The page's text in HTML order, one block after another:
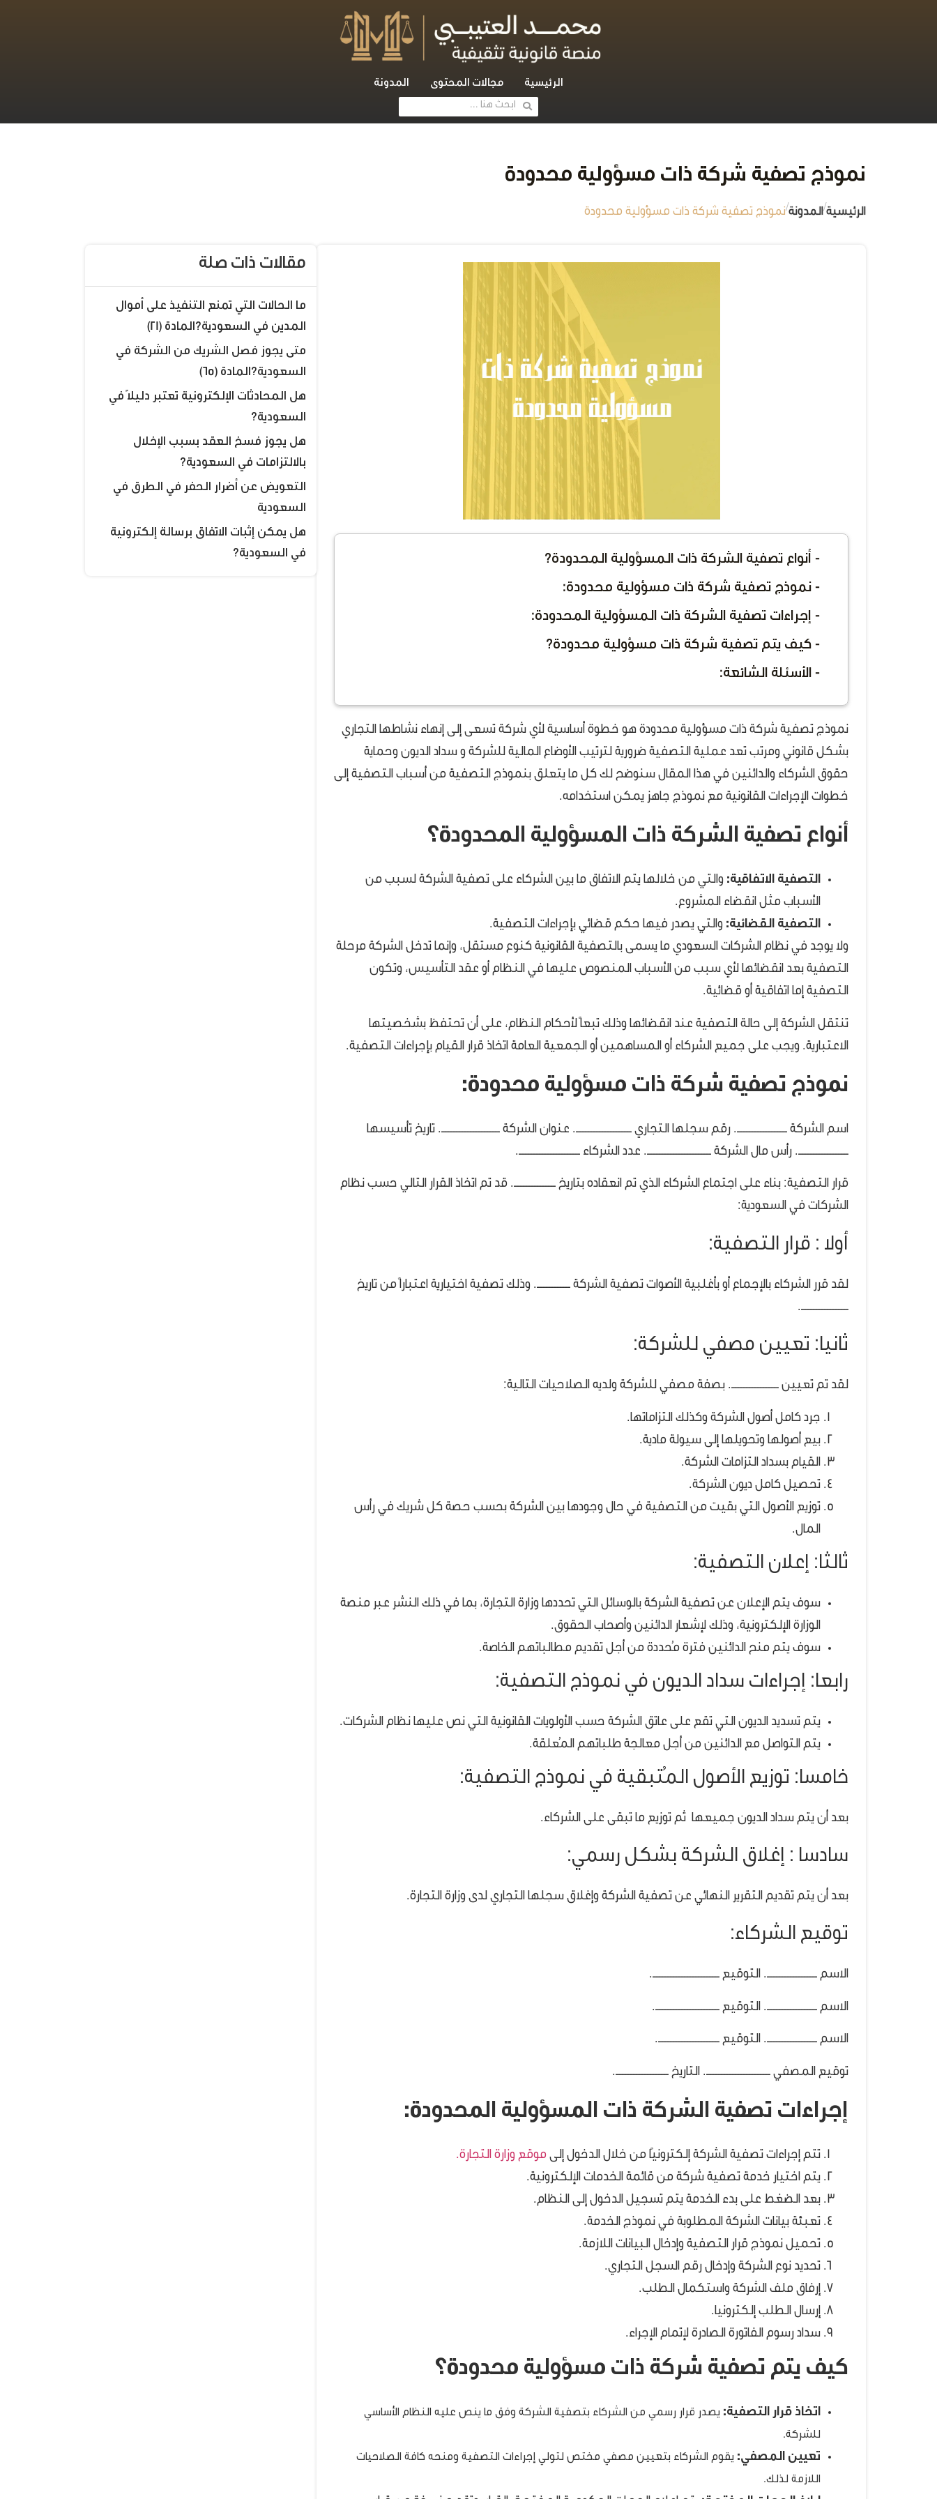
الرئيسية مجالات المحتوى المدونة
نموذج تصفية شركة ذات مسؤولية محدودة
الرئيسية/المدونة/نموذج تصفية شركة ذات مسؤولية محدودة
- أنواع تصفية الشركة ذات المسؤولية المحدودة؟
- نموذج تصفية شركة ذات مسؤولية محدودة:
- إجراءات تصفية الشركة ذات المسؤولية المحدودة:
- كيف يتم تصفية شركة ذات مسؤولية محدودة؟
- الأسئلة الشائعة:
نموذج تصفية شركة ذات مسؤولية محدودة هو خطوة أساسية لأي شركة تسعى إلى إنهاء نشاطها التجاري
بشكل قانوني ومرتب تعد عملية التصفية ضرورية لترتيب الأوضاع المالية للشركة و سداد الديون وحماية
حقوق الشركاء والدائنين في هذا المقال سنوضح لك كل ما يتعلق بنموذج التصفية من أسباب التصفية إلى
خطوات الإجراءات القانونية مع نموذج جاهز يمكن استخدامه.
أنواع تصفية الشركة ذات المسؤولية المحدودة؟
التصفية الاتفاقية: والتي من خلالها يتم الاتفاق ما بين الشركاء على تصفية الشركة لسبب من
الأسباب مثل انقضاء المشروع.
التصفية القضائية: والتي يصدر فيها حكم قضائي بإجراءات التصفية.
ولا يوجد في نظام الشركات السعودي ما يسمى بالتصفية القانونية كنوع مستقل، وإنما تدخل الشركة مرحلة
التصفية بعد انقضائها لأي سبب من الأسباب المنصوص عليها في النظام أو عقد التأسيس، وتكون
التصفية إما اتفاقية أو قضائية.
تنتقل الشركة إلى حالة التصفية عند انقضائها وذلك تبعاً لأحكام النظام، على أن تحتفظ بشخصيتها
الاعتبارية. ويجب على جميع الشركاء أو المساهمين أو الجمعية العامة اتخاذ قرار القيام بإجراءات التصفية.
نموذج تصفية شركة ذات مسؤولية محدودة:
اسم الشركة ــــــــــــــــــ. رقم سجلها التجاري ــــــــــــــــــــ. عنوان الشركة ـــــــــــــــــــــ. تاريخ تأسيسها
ــــــــــــــــــ. رأس مال الشركة ـــــــــــــــــــــــ. عدد الشركاء ــــــــــــــــــــــ.
قرار التصفية: بناء على اجتماع الشركاء الذي تم انعقاده بتاريخ ـــــــــــــــ. قد تم اتخاذ القرار التالي حسب نظام
الشركات في السعودية:
أولا : قرار التصفية:
لقد قرر الشركاء بالإجماع أو بأغلبية الأصوات تصفية الشركة ــــــــــــ. وذلك تصفية اختيارية اعتباراً من تاريخ
ـــــــــــــــــ.
ثانيا: تعيين مصفي للشركة:
لقد تم تعيين ـــــــــــــــــ. بصفة مصفي للشركة ولديه الصلاحيات التالية:
جرد كامل أصول الشركة وكذلك التزاماتها.
بيع أصولها وتحويلها إلى سيولة مادية.
القيام بسداد التزامات الشركة.
تحصيل كامل ديون الشركة.
توزيع الأصول التي بقيت من التصفية في حال وجودها بين الشركة بحسب حصة كل شريك في رأس
المال.
ثالثا: إعلان التصفية:
سوف يتم الإعلان عن تصفية الشركة بالوسائل التي تحددها وزارة التجارة، بما في ذلك النشر عبر منصة
الوزارة الإلكترونية، وذلك لإشعار الدائنين وأصحاب الحقوق.
سوف يتم منح الدائنين فترة مُحددة من أجل تقديم مطالباتهم الخاصة.
رابعا: إجراءات سداد الديون في نموذج التصفية:
يتم تسديد الديون التي تقع على عاتق الشركة حسب الأولويات القانونية التي نص عليها نظام الشركات.
يتم التواصل مع الدائنين من أجل معالجة طلباتهم المُعلقة.
خامسا: توزيع الأصول المُتبقية في نموذج التصفية:
بعد أن يتم سداد الديون جميعها ثم توزيع ما تبقى على الشركاء.
سادسا : إغلاق الشركة بشكل رسمي:
بعد أن يتم تقديم التقرير النهائي عن تصفية الشركة وإغلاق سجلها التجاري لدى وزارة التجارة.
توقيع الشركاء:
الاسم ــــــــــــــــــ. التوقيع ــــــــــــــــــــــــ.
الاسم ــــــــــــــــــ. التوقيع ـــــــــــــــــــــــ.
الاسم ــــــــــــــــــ. التوقيع ــــــــــــــــــــــ.
توقيع المصفي ـــــــــــــــــــــــ. التاريخ ـــــــــــــــــــ.
إجراءات تصفية الشركة ذات المسؤولية المحدودة:
تتم إجراءات تصفية الشركة إلكترونيًا من خلال الدخول إلى موقع وزارة التجارة.
يتم اختيار خدمة تصفية شركة من قائمة الخدمات الإلكترونية.
بعد الضغط على بدء الخدمة يتم تسجيل الدخول إلى النظام.
تعبئة بيانات الشركة المطلوبة في نموذج الخدمة.
تحميل نموذج قرار التصفية وإدخال البيانات اللازمة.
تحديد نوع الشركة وإدخال رقم السجل التجاري.
إرفاق ملف الشركة واستكمال الطلب.
إرسال الطلب إلكترونيا.
سداد رسوم الفاتورة الصادرة لإتمام الإجراء.
كيف يتم تصفية شركة ذات مسؤولية محدودة؟
اتخاذ قرار التصفية: يصدر قرار رسمي من الشركاء بتصفية الشركة وفق ما ينص عليه النظام الأساسي
للشركة.
تعيين المصفي: يقوم الشركاء بتعيين مصفي مختص لتولي إجراءات التصفية ومنحه كافة الصلاحيات
اللازمة لذلك.
مقالات ذات صلة
ما الحالات التي تمنع التنفيذ على أموال
المدين في السعودية؟المادة (21)
متى يجوز فصل الشريك من الشركة في
السعودية؟المادة (65)
هل المحادثات الإلكترونية تعتبر دليلًا في
السعودية؟
هل يجوز فسخ العقد بسبب الإخلال
بالالتزامات في السعودية؟
التعويض عن أضرار الحفر في الطرق في
السعودية
هل يمكن إثبات الاتفاق برسالة إلكترونية
في السعودية؟